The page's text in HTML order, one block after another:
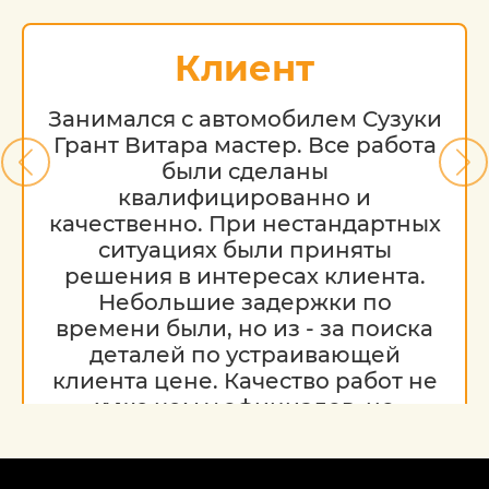
кузовной ремонт;
ремонт вмятины Форд;
покраска и ремонт бампера.
Значительный опыт специалистов
автосервиса позволяет в полной мере
задействовать широкий функционал
профессионального оснащения. Это
является залогом высокой
оперативности и эффективности
устранения вмятин различной
Клиент
Занимался с автомобилем Сузуки
Грант Витара мастер. Все работа
были сделаны
квалифицированно и
качественно. При нестандартных
ситуациях были приняты
решения в интересах клиента.
Небольшие задержки по
времени были, но из - за поиска
деталей по устраивающей
клиента цене. Качество работ не
хуже чем у официалов, но
работу, надеюсь на дальнейшее